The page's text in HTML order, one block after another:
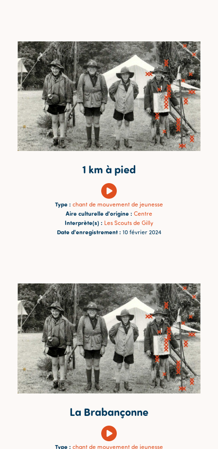
1 km à pied
Type : chant de mouvement de jeunesse
Aire culturelle d'origine : Centre
Interprète(s) : Les Scouts de Gilly
Date d'enregistrement : 10 février 2024
La Brabançonne
Type : chant de mouvement de jeunesse